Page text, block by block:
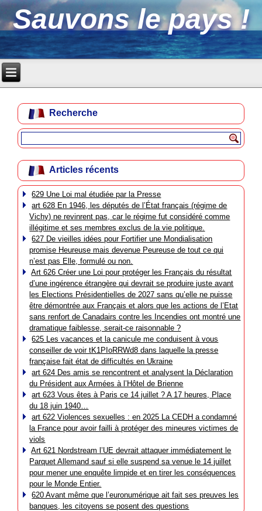
Sauvons le pays !
Recherche
Articles récents
629 Une Loi mal étudiée par la Presse
art 628 En 1946, les députés de l’État français (régime de
Vichy) ne revinrent pas, car le régime fut considéré comme
illégitime et ses membres exclus de la vie politique.
627 De vieilles idées pour Fortifier une Mondialisation
promise Heureuse mais devenue Peureuse de tout ce qui
n’est pas Elle, formulé ou non.
Art 626 Créer une Loi pour protéger les Français du résultat
d’une ingérence étrangère qui devrait se produire juste avant
les Elections Présidentielles de 2027 sans qu’elle ne puisse
être démontrée aux Français et alors que les actions de l’Etat
sans renfort de Canadairs contre les Incendies ont montré une
dramatique faiblesse, serait-ce raisonnable ?
625 Les vacances et la canicule me conduisent à vous
conseiller de voir tK1PIoRRWd8 dans laquelle la presse
française fait état de difficultés en Ukraine
art 624 Des amis se rencontrent et analysent la Déclaration
du Président aux Armées à l’Hôtel de Brienne
art 623 Vous êtes à Paris ce 14 juillet ? A 17 heures, Place
du 18 juin 1940…
art 622 Violences sexuelles : en 2025 La CEDH a condamné
la France pour avoir failli à protéger des mineures victimes de
viols
Art 621 Nordstream l’UE devrait attaquer immédiatement le
Parquet Allemand sauf si elle suspend sa venue le 14 juillet
pour mener une enquête limpide et en tirer les conséquences
pour le Monde Entier.
620 Avant même que l’euronumérique ait fait ses preuves les
banques, les citoyens se posent des questions